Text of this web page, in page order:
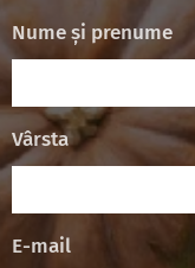
Nume și prenume
Vârsta
E-mail